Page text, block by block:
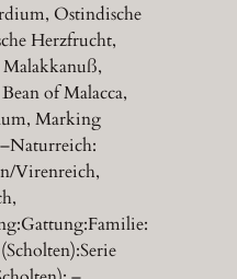
Ostindische
Herzfrucht,
of Malacca,
Marking
Virenreich,